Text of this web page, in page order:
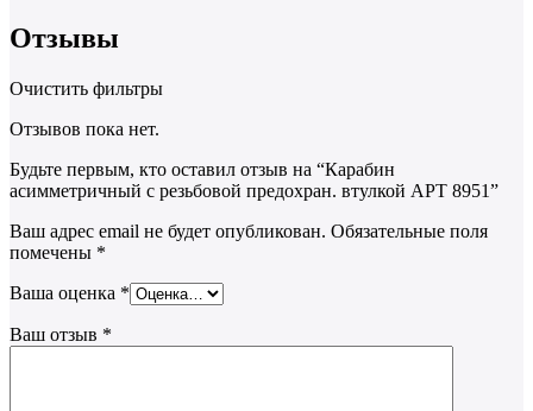
Отзывы
Очистить фильтры
Отзывов пока нет.
Будьте первым, кто оставил отзыв на “Карабин
асимметричный с резьбовой предохран. втулкой АРТ 8951”
Ваш адрес email не будет опубликован. Обязательные поля
помечены *
Ваша оценка *
Ваш отзыв *